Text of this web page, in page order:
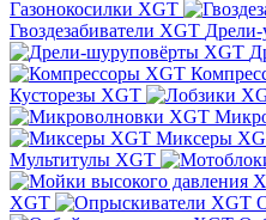
Газонокосилки XGT
Гвоздезабиватели XGT
Кусторезы XGT
Миксеры
Мультитулы XGT
XGT